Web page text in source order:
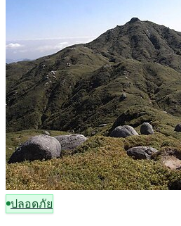
ปลอดภัย